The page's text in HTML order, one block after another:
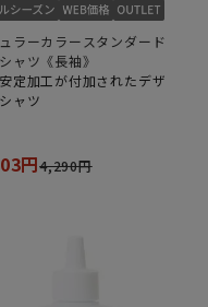
ラーカラースタンダード
ャツ《長袖》
定加工が付加されたデザ
ャツ
円4,290円